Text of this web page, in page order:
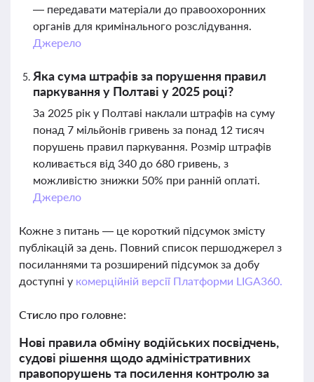
— передавати матеріали до правоохоронних
органів для кримінального розслідування.
Джерело
Яка сума штрафів за порушення правил
паркування у Полтаві у 2025 році?
За 2025 рік у Полтаві наклали штрафів на суму
понад 7 мільйонів гривень за понад 12 тисяч
порушень правил паркування. Розмір штрафів
коливається від 340 до 680 гривень, з
можливістю знижки 50% при ранній оплаті.
Джерело
Кожне з питань — це короткий підсумок змісту
публікацій за день. Повний список першоджерел з
посиланнями та розширений підсумок за добу
доступні у комерційній версії Платформи LIGA360.
Стисло про головне:
Нові правила обміну водійських посвідчень,
судові рішення щодо адміністративних
правопорушень та посилення контролю за